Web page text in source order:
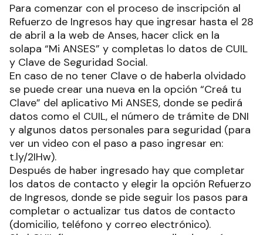
Para comenzar con el proceso de inscripción al
Refuerzo de Ingresos hay que ingresar hasta el 28
de abril a la web de Anses, hacer click en la
solapa “Mi ANSES” y completas lo datos de CUIL
y Clave de Seguridad Social.
En caso de no tener Clave o de haberla olvidado
se puede crear una nueva en la opción “Creá tu
Clave” del aplicativo Mi ANSES, donde se pedirá
datos como el CUIL, el número de trámite de DNI
y algunos datos personales para seguridad (para
ver un video con el paso a paso ingresar en:
t.ly/2IHw).
Después de haber ingresado hay que completar
los datos de contacto y elegir la opción Refuerzo
de Ingresos, donde se pide seguir los pasos para
completar o actualizar tus datos de contacto
(domicilio, teléfono y correo electrónico).